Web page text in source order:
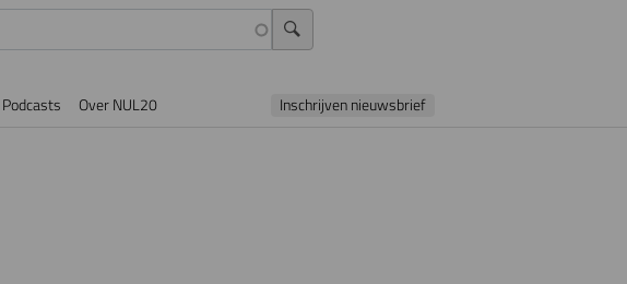
Podcasts Over NUL20 Inschrijven nieuwsbrief